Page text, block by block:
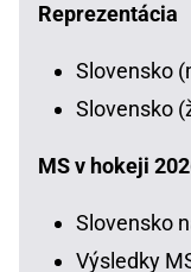
Reprezentácia
Slovensko
Slovensko
MS v hokeji
Slovensko
Výsledky